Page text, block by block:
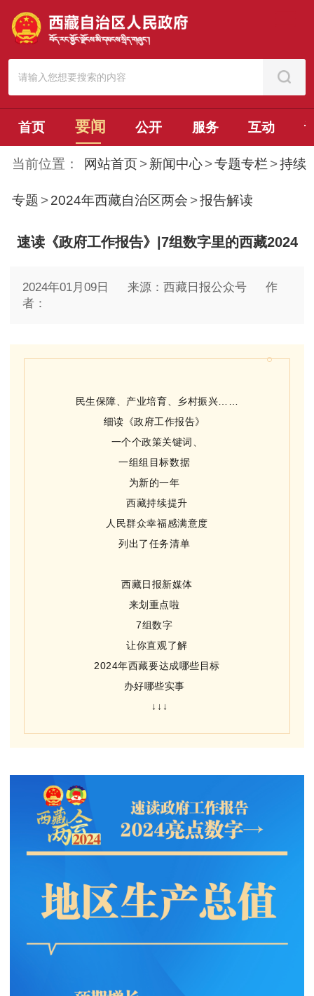
首页 要闻 公开 服务 互动
当前位置： 网站首页 > 新闻中心 >专题专栏 >持续
专题 > 2024年西藏自治区两会 >报告解读
速读《政府工作报告》|7组数字里的西藏2024
2024年01月09日 来源：西藏日报公众号
作
者：
民生保障、产业培育、乡村振兴……
细读《政府工作报告》
一个个政策关键词、
一组组目标数据
为新的一年
西藏持续提升
人民群众幸福感满意度
列出了任务清单
西藏日报新媒体
来划重点啦
7组数字
让你直观了解
2024年西藏要达成哪些目标
办好哪些实事
↓↓↓